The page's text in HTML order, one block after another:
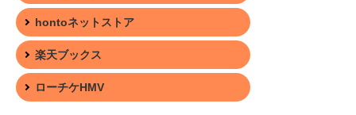
hontoネットストア
楽天ブックス
ローチケHMV